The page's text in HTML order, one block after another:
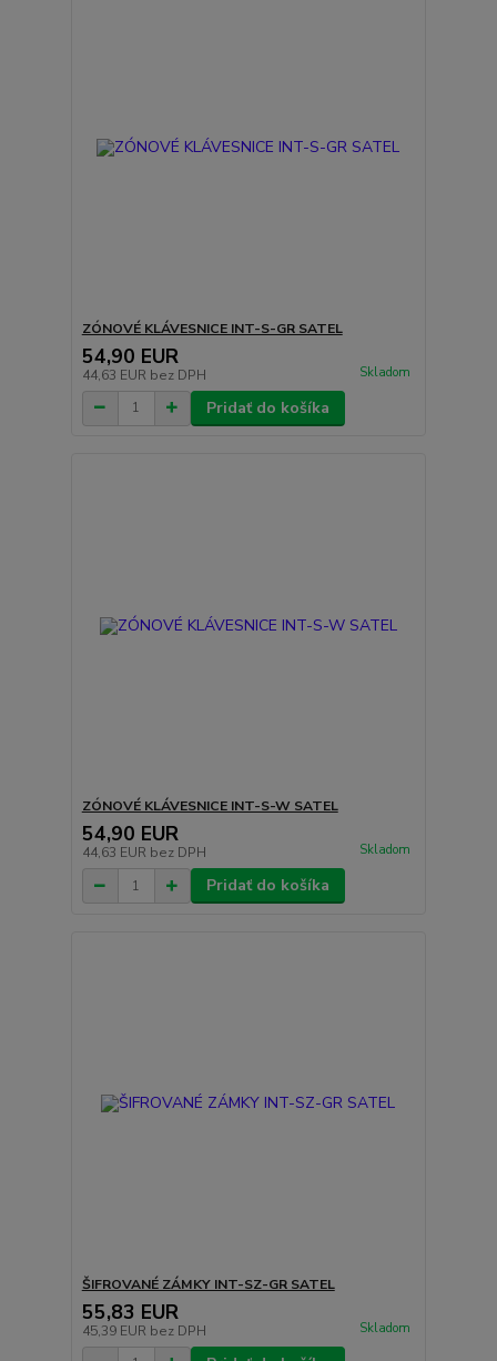
ZÓNOVÉ KLÁVESNICE INT-S-GR SATEL
54,90 EUR
44,63 EUR bez DPH Skladom
Pridať do košíka
ZÓNOVÉ KLÁVESNICE INT-S-W SATEL
54,90 EUR
44,63 EUR bez DPH Skladom
Pridať do košíka
ŠIFROVANÉ ZÁMKY INT-SZ-GR SATEL
55,83 EUR
45,39 EUR bez DPH Skladom